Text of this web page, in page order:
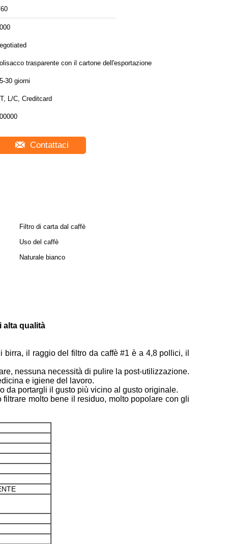
trasparente con il cartone dell'esportazione
30 giorni
L/C, Creditcard
Contattaci
Filtro di carta dal caffè
Uso del caffè
Naturale bianco
alta qualità
il raggio del filtro da caffè #1 è a 4,8 pollici, il
nessuna necessità di pulire la post-utilizzazione.
e igiene del lavoro.
da portargli il gusto più vicino al gusto originale.
molto bene il residuo, molto popolare con gli